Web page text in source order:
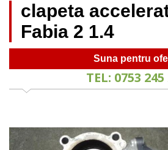
clapeta
Fabia 2 1.4
Suna pentru
TEL: 0753 245